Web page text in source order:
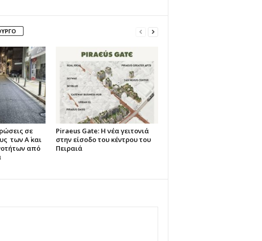
σε
των Α΄ και
από
Piraeus Gate: Η νέα γειτονιά
στην είσοδο του κέντρου του
Πειραιά